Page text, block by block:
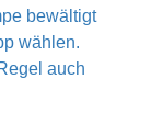
bewältigt
wählen.
auch